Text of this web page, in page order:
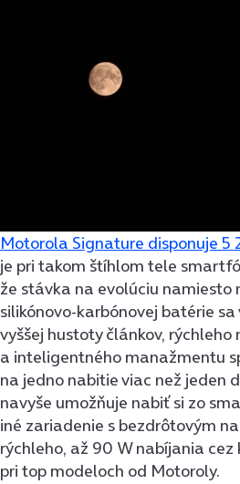
Motorola Signature disponuje 5
je pri takom štíhlom tele
že stávka na evolúciu namiesto
silikónovo-karbónovej batérie
vyššej hustoty článkov, rýchleho
a inteligentného manažmentu
na jedno nabitie viac než jeden
navyše umožňuje nabiť si zo
iné zariadenie s bezdrôtovým
rýchleho, až 90 W nabíjania
pri top modeloch od Motoroly.